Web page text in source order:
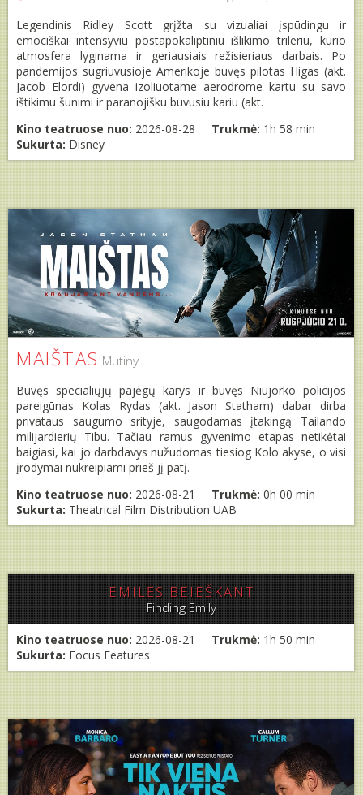
Legendinis Ridley Scott grįžta su vizualiai įspūdingu ir
emociškai intensyviu postapokaliptiniu išlikimo trileriu, kurio
atmosfera lyginama ir geriausiais režisieriaus darbais. Po
pandemijos sugriuvusioje Amerikoje buvęs pilotas Higas (akt.
Jacob Elordi) gyvena izoliuotame aerodrome kartu su savo
ištikimu šunimi ir paranojišku buvusiu kariu (akt.
Kino teatruose nuo: 2026-08-28 Trukmė: 1h 58 min
Sukurta: Disney
MAIŠTAS Mutiny
Buvęs specialiųjų pajėgų karys ir buvęs Niujorko policijos
pareigūnas Kolas Rydas (akt. Jason Statham) dabar dirba
privataus saugumo srityje, saugodamas įtakingą Tailando
milijardierių Tibu. Tačiau ramus gyvenimo etapas netikėtai
baigiasi, kai jo darbdavys nužudomas tiesiog Kolo akyse, o visi
įrodymai nukreipiami prieš jį patį.
Kino teatruose nuo: 2026-08-21 Trukmė: 0h 00 min
Sukurta: Theatrical Film Distribution UAB
EMILĖS BEIEŠKANT
Finding Emily
Kino teatruose nuo: 2026-08-21 Trukmė: 1h 50 min
Sukurta: Focus Features